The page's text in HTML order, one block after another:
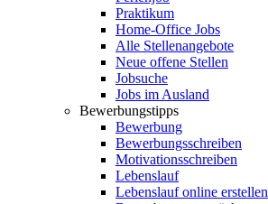
Praktikum
Home-Office Jobs
Alle Stellenangebote
Neue offene Stellen
Jobsuche
Jobs im Ausland
Bewerbungstipps
Bewerbung
Bewerbungsschreiben
Motivationsschreiben
Lebenslauf
Lebenslauf online erstellen